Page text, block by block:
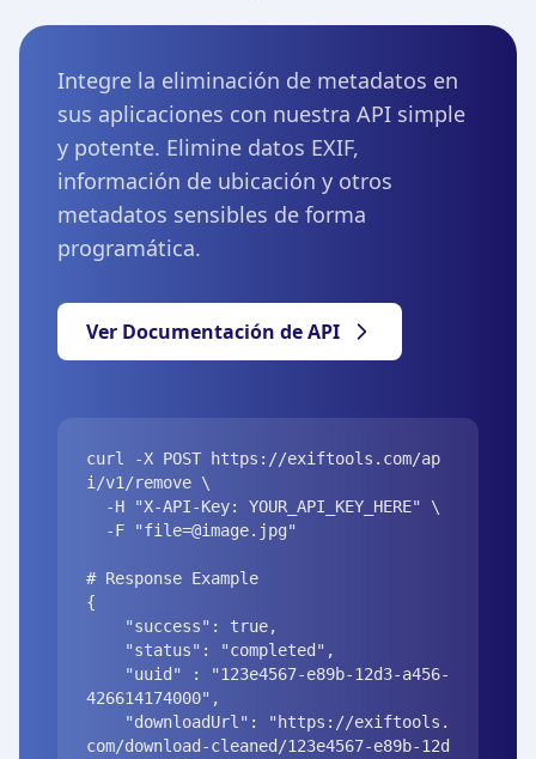
Integre la eliminación de metadatos en
sus aplicaciones con nuestra API simple
y potente. Elimine datos EXIF,
información de ubicación y otros
metadatos sensibles de forma
programática.
Ver Documentación de API
curl -X POST https://exiftools.com/ap
i/v1/remove \
  -F "
file=@image.jpg"
# Response Example
{
426614174000",
com/download-cleaned/123e4567-e89b-12d